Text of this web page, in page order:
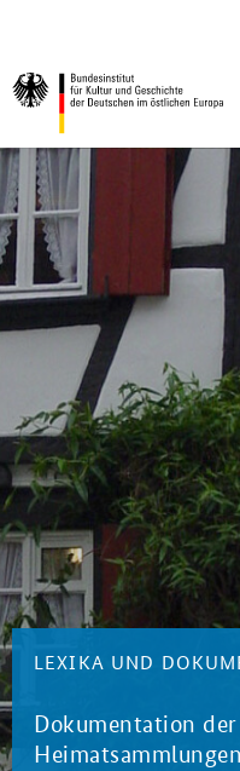
Zurück zur Startseite
LEXIKA UND
Dokumentation der